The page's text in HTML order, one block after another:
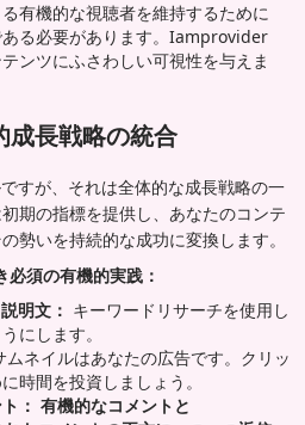
有機的な視聴者を維持するために
る必要があります。Iamprovider
ンツにふさわしい可視性を与えま
成長戦略の統合
すが、それは全体的な成長戦略の一
期の指標を提供し、あなたのコンテ
勢いを持続的な成功に変換します。
須の有機的実践：
明文： キーワードリサーチを使用し
にします。
ムネイルはあなたの広告です。クリッ
時間を投資しましょう。
： 有機的なコメントと